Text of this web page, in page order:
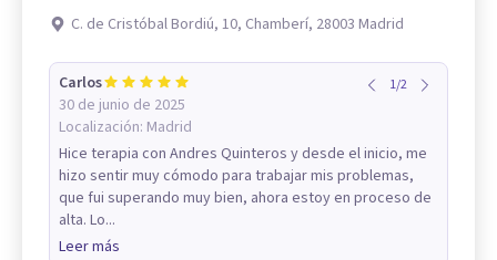
C. de Cristóbal Bordiú, 10, Chamberí, 28003 Madrid
Carlos
30 de junio de 2025
Localización: Madrid
1/2
Hice terapia con Andres Quinteros y desde el inicio, me
hizo sentir muy cómodo para trabajar mis problemas,
que fui superando muy bien, ahora estoy en proceso de
alta. Lo...
Leer más